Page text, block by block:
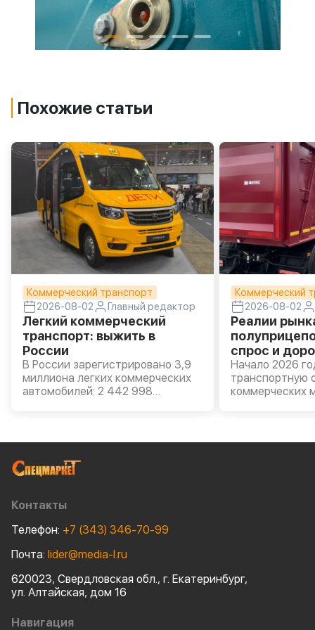
Похожие статьи
Коммерческий транспорт
2026-08-02
Главный редактор
Легкий коммерческий
транспорт: выжить в
России
В России зарегистрировано 3,9
миллиона легких коммерческих
автомобилей: 2 442 998
2026 года. Прирост за полгода –
2%, примерно поровну
отечественных и иномарок. По
расширении сегмента. Так чего
ждать от рынка? Будут ли
продаваться легкие грузовики?
Достигнуто ли дно?
Коммерческий
2026-08-02
Реалии
спрос и
Начало 2026
транспортную
коммерческих
среднем на
Навигация
Контакты
Телефон: +7 (343) 346-70-99
Почта: lider@media-l.ru
620023, Свердловская обл., г. Екатеринбург,
ул. Алтайская, дом 16